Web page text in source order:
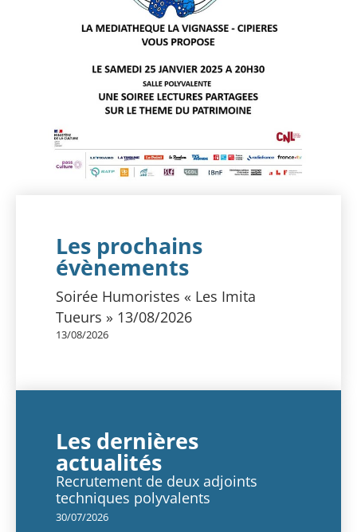
Les prochains
évènements
Soirée Humoristes « Les Imita
Tueurs » 13/08/2026
13/08/2026
Les dernières
actualités
Recrutement de deux adjoints
techniques polyvalents
30/07/2026